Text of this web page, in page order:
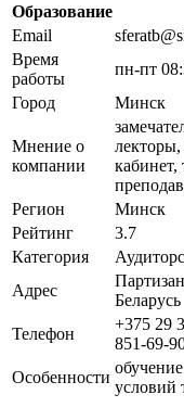
Образование
Email
Время
работы
пн-пт
Город
Минск
Мнение о
компании
Регион
Минск
Рейтинг
3.7
Категория
Адрес
Беларусь
Телефон
+375 29
851-69-
Особенности
условий